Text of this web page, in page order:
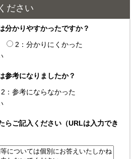
ださい
分かりやすかったですか？
2：分かりにくかった
参考になりましたか？
2：参考にならなかった
らご記入ください（URLは入力でき